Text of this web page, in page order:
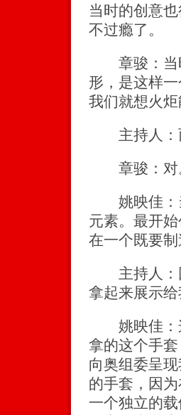
当时的创意
不过瘾了。
章骏：当时
形，是这样
我们就想火
主持人：
章骏：对
姚映佳：当
元素。最开
在一个既要
主持人：回
拿起来展示给
姚映佳：这
拿的这个手
向奥组委呈
的手套，因
一个独立的